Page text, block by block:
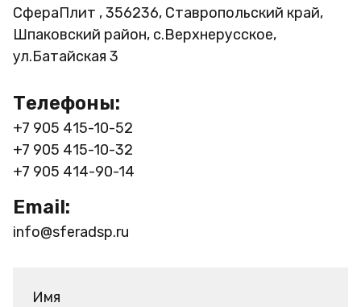
СфераПлит , 356236, Ставропольский край,
Шпаковский район, с.Верхнерусское,
ул.Батайская 3
Телефоны:
+7 905 415-10-52
+7 905 415-10-32
+7 905 414-90-14
Email:
info@sferadsp.ru
Имя